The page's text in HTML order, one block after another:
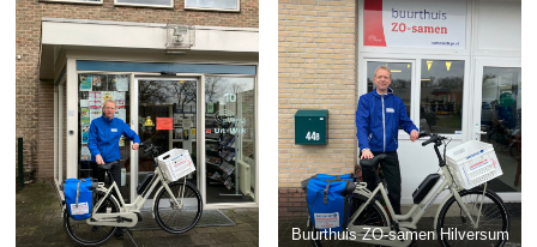
Buurthuis ZO-samen Hilversum